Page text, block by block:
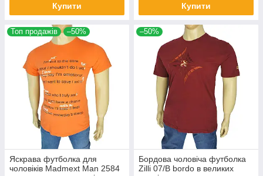
Купити Купити
Топ продажів –50%
Яскрава футболка для
чоловіків Madmext Man 2584
–50%
Бордова чоловіча футболка
Zilli 07/В bordo в великих